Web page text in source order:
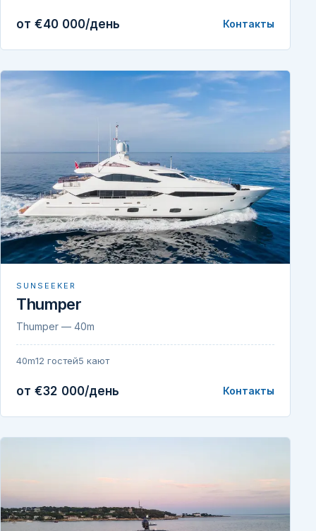
от €40 000/день Контакты
SUNSEEKER
Thumper
Thumper — 40m
40m12 гостей5 кают
от €32 000/день Контакты